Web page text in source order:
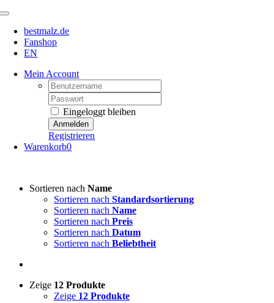
Zum
springen
Toggle
Navigationbestmalz.de
Fanshop
EN
Mein Account
Username:
Password:
Eingeloggt bleiben
Registrieren
Warenkorb0
Sortieren nach Name
Sortieren nach Standardsortierung
Sortieren nach Name
Sortieren nach Preis
Sortieren nach Datum
Sortieren nach Beliebtheit
Zeige 12 Produkte
Zeige 12 Produkte